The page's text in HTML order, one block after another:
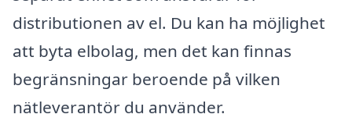
distributionen av el. Du kan ha möjlighet
att byta elbolag, men det kan finnas
begränsningar beroende på vilken
nätleverantör du använder.